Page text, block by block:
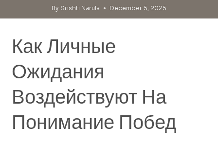
By Srishti Narula December 5, 2025
Как Личные
Ожидания
Воздействуют На
Понимание Побед